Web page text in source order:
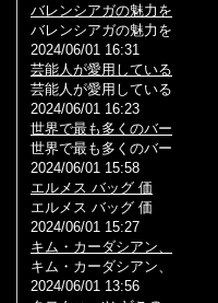
バレンシアガの魅力を
バレンシアガの魅力を
2024/06/01 16:31
芸能人が愛用している
芸能人が愛用している
2024/06/01 16:23
世界で最も多くのバー
世界で最も多くのバー
2024/06/01 15:58
エルメス バッグ 価
エルメス バッグ 価
2024/06/01 15:27
キム・カーダシアン、
キム・カーダシアン、
2024/06/01 13:56